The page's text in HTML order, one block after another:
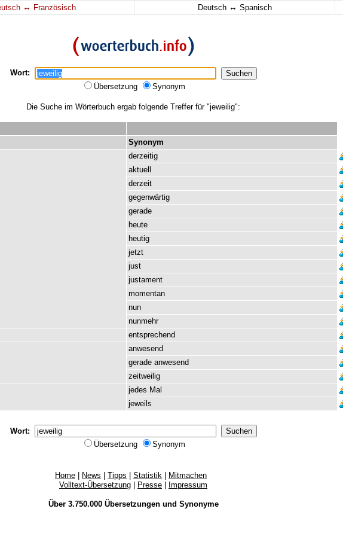
↔ Französisch Deutsch ↔ Spanisch
Wort:
Übersetzung
Synonym
Die Suche im Wörterbuch ergab folgende Treffer für "jeweilig":
Synonym
derzeitig
aktuell
derzeit
gegenwärtig
gerade
heute
heutig
jetzt
just
justament
momentan
nun
nunmehr
entsprechend
anwesend
gerade anwesend
zeitweilig
jedes Mal
jeweils
Wort:
Übersetzung
Synonym
Home News Tipps Statistik
Mitmachen
Volltext-Übersetzung
Presse Impressum
Über 3.750.000 Übersetzungenund Synonyme